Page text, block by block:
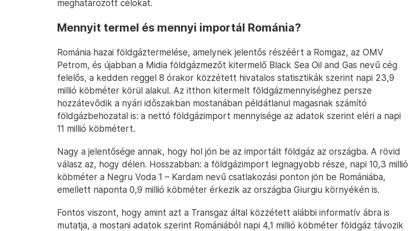
meghatározott célokat.
Mennyit termel és mennyi importál Románia?
Románia hazai földgáztermelése, amelynek jelentős részéért a Romgaz, az OMV
Petrom, és újabban a Midia földgázmezőt kitermelő Black Sea Oil and Gas nevű cég
felelős, a kedden reggel 8 órakor közzétett hivatalos statisztikák szerint napi 23,9
millió köbméter körül alakul. Az itthon kitermelt földgázmennyiséghez persze
hozzátevődik a nyári időszakban mostanában példátlanul magasnak számító
földgázbehozatal is: a nettó földgázimport mennyisége az adatok szerint eléri a napi
11 millió köbmétert.
Nagy a jelentősége annak, hogy hol jön be az importált földgáz az országba. A rövid
válasz az, hogy délen. Hosszabban: a földgázimport legnagyobb része, napi 10,3 millió
köbméter a Negru Voda 1 – Kardam nevű csatlakozási ponton jön be Romániába,
emellett naponta 0,9 millió köbméter érkezik az országba Giurgiu környékén is.
Fontos viszont, hogy amint azt a Transgaz által közzétett alábbi informatív ábra is
mutatja, a mostani adatok szerint Romániából napi 4,1 millió köbméter földgáz távozik